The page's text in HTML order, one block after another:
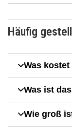
Häufig
Was
Was ist
Wie groß